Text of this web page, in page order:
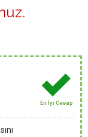
.
En İyi Cevap